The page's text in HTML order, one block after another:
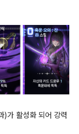
)가 활성화 되어 강력